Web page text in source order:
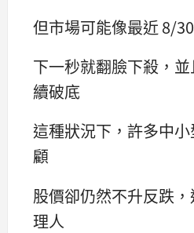
但市場可能像最近 8/
下一秒就翻臉下殺，
續破底
這種狀況下，許多中
顧
股價卻仍然不升反跌
理人